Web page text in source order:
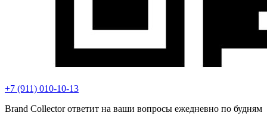
+7 (911) 010-10-13
Brand Collector ответит на ваши вопросы ежедневно по будням